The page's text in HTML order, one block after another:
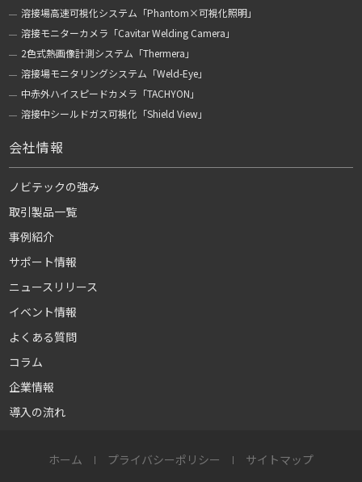
溶接場高速可視化システム「Phantom×可視化照明」
溶接モニターカメラ「Cavitar Welding Camera」
2色式熱画像計測システム「Thermera」
溶接場モニタリングシステム「Weld-Eye」
中赤外ハイスピードカメラ「TACHYON」
溶接中シールドガス可視化「Shield View」
会社情報
ノビテックの強み
取引製品一覧
事例紹介
サポート情報
ニュースリリース
イベント情報
よくある質問
コラム
企業情報
導入の流れ
ホーム プライバシーポリシー サイトマップ